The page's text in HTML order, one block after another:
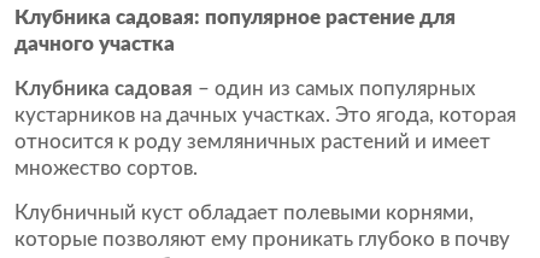
Клубника садовая: популярное растение для
дачного участка
Клубника садовая – один из самых популярных
кустарников на дачных участках. Это ягода, которая
относится к роду земляничных растений и имеет
множество сортов.
Клубничный куст обладает полевыми корнями,
которые позволяют ему проникать глубоко в почву